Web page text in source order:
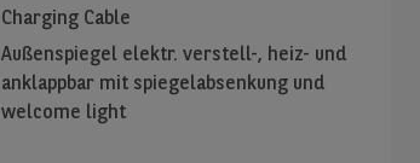
Charging Cable
Außenspiegel elektr. verstell-, heiz- und
anklappbar mit spiegelabsenkung und
welcome light